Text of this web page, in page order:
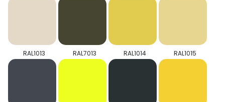
RAL1013 RAL7013 RAL1014 RAL1015